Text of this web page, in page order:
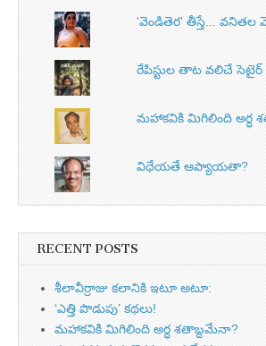
'వెండితెర' తీస్తే...
రేపిస్టుల తాట వలిచే
మహాకవికి మిగిలింది అర్ధ
విధేయతే ఆప్యాయతా?
RECENT POSTS
శీలావీర్రాజు కలానికి ఇటూ అటూ:
‘ఎత్తి పొడుపు’ కథలు!
మహాకవికి మిగిలింది అర్ధ శతాబ్దమేనా?